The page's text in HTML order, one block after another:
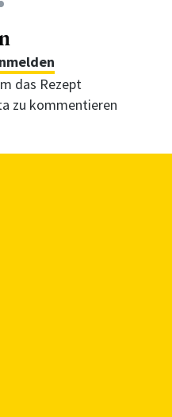
das Rezept
zu kommentieren